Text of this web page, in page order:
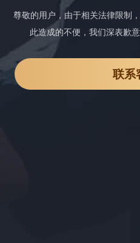
尊敬的用户，由于相关法律限制
此造成的不便，我们深表歉
联系